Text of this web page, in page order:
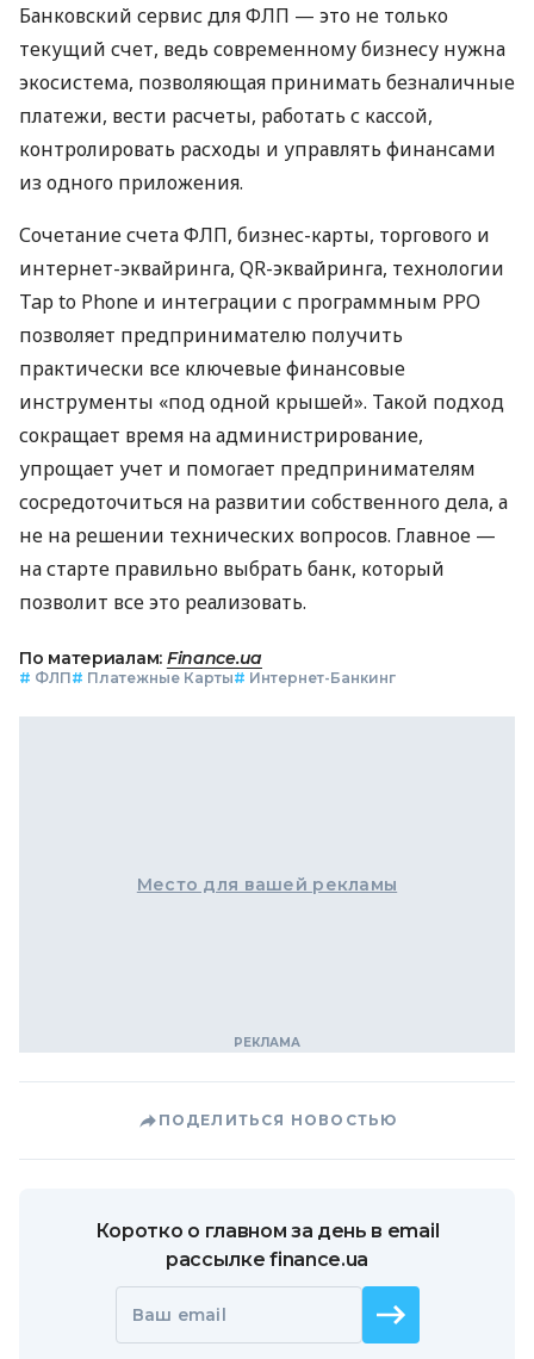
Банковский сервис для ФЛП — это не только
текущий счет, ведь современному бизнесу нужна
экосистема, позволяющая принимать безналичные
платежи, вести расчеты, работать с кассой,
контролировать расходы и управлять финансами
из одного приложения.
Сочетание счета ФЛП, бизнес-карты, торгового и
интернет-эквайринга, QR-эквайринга, технологии
Tap to Phone и интеграции с программным РРО
позволяет предпринимателю получить
практически все ключевые финансовые
инструменты «под одной крышей». Такой подход
сокращает время на администрирование,
упрощает учет и помогает предпринимателям
сосредоточиться на развитии собственного дела, а
не на решении технических вопросов. Главное —
на старте правильно выбрать банк, который
позволит все это реализовать.
По материалам: Finance.ua
# ФЛП# Платежные Карты# Интернет-Банкинг
Место для вашей рекламы
ПОДЕЛИТЬСЯ НОВОСТЬЮ
Коротко о главном за день в email
рассылке finance.ua
Ваш email